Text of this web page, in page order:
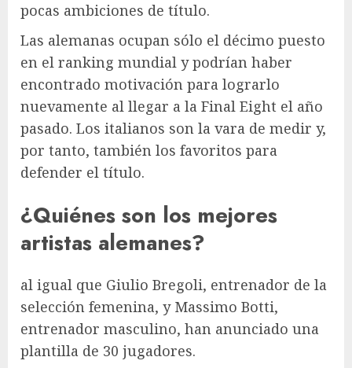
pocas ambiciones de título.
Las alemanas ocupan sólo el décimo puesto
en el ranking mundial y podrían haber
encontrado motivación para lograrlo
nuevamente al llegar a la Final Eight el año
pasado. Los italianos son la vara de medir y,
por tanto, también los favoritos para
defender el título.
¿Quiénes son los mejores
artistas alemanes?
al igual que Giulio Bregoli, entrenador de la
selección femenina, y Massimo Botti,
entrenador masculino, han anunciado una
plantilla de 30 jugadores.